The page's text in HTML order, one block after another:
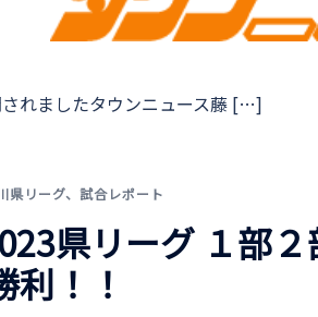
れましたタウンニュース藤 […]
県リーグ、 試合レポート
県リーグ １部
！！